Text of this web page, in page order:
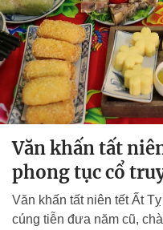
Văn khấn tất
phong tục cổ
Văn khấn tất niên tết Ất
cúng tiễn đưa năm cũ,